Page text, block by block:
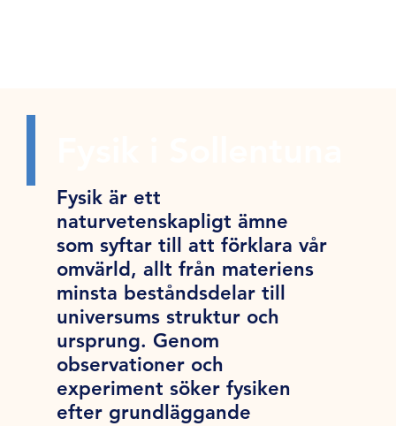
Fysik är ett
naturvetenskapligt ämne
som syftar till att förklara vår
omvärld, allt från materiens
minsta beståndsdelar till
universums struktur och
ursprung. Genom
observationer och
experiment söker fysiken
efter grundläggande